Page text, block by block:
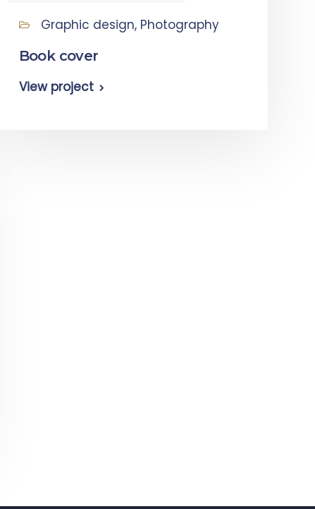
Graphic design, Photography
Book cover
View project